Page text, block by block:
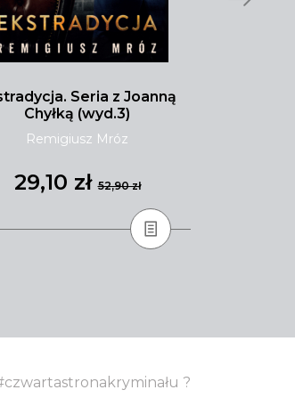
Seria z Joanną
Chyłką (wyd.3)
Remigiusz Mróz
29,10 zł52,90 zł
?